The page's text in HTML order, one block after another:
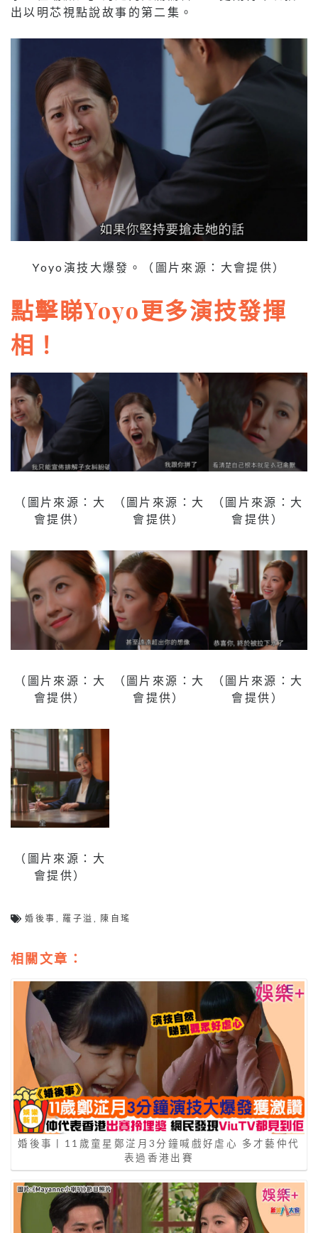
出以明芯視點說故事的第二集。
Yoyo演技大爆發。（圖片來源：大會提供）
點擊睇Yoyo更多演技發揮
相！
（圖片來源：大
會提供）
（圖片來源：大
會提供）
（圖片來源：大
會提供）
（圖片來源：大
會提供）
（圖片來源：大
會提供）
（圖片來源：大
會提供）
（圖片來源：大
會提供）
婚後事 , 羅子溢 , 陳自瑤
相關文章：
婚後事丨11歲童星鄭淽月3分鐘喊戲好虐心 多才藝仲代
表過香港出賽